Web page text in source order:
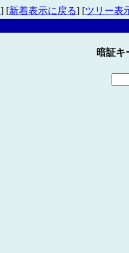
] [新着表示に戻る] [ツリー表
暗証キ